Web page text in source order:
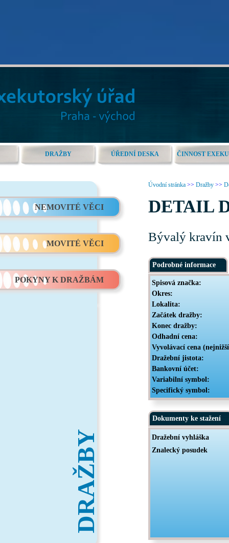
DRAŽBY ÚŘEDNÍ DESKA ČINNOST
NEMOVITÉ VĚCI
MOVITÉ VĚCI
POKYNY K DRAŽBÁM
DRAŽBY
Úvodní stránka >> Dražby >>
DETAIL
Bývalý kravín
Podrobné informace
Spisová značka:
Okres:
Lokalita:
Začátek dražby:
Konec dražby:
Odhadní cena:
Vyvolávací cena
Dražební jistota:
Bankovní účet:
Variabilní symbol:
Specifický symbol:
Dokumenty ke stažení
Dražební vyhláška
Znalecký posudek